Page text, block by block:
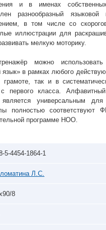
и в именах
разнообразный
в том числе со
иллюстрации для
мелкую моторику.
тренажёр можно
язык» в рамках любого
грамоте, так и в
с первого класса.
является универсальным
полностью
программе НОО.
5-4454-1864-1
Л.С.
8